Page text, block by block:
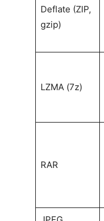
Deflate (ZIP,
gzip)
LZMA (7z)
RAR